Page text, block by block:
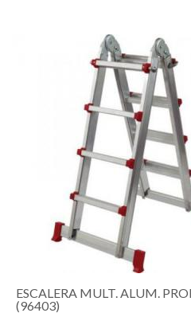
ESCALERA MULT. ALUM.
(96403)